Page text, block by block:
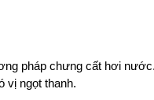
pháp chưng cất hơi
vị ngọt thanh.